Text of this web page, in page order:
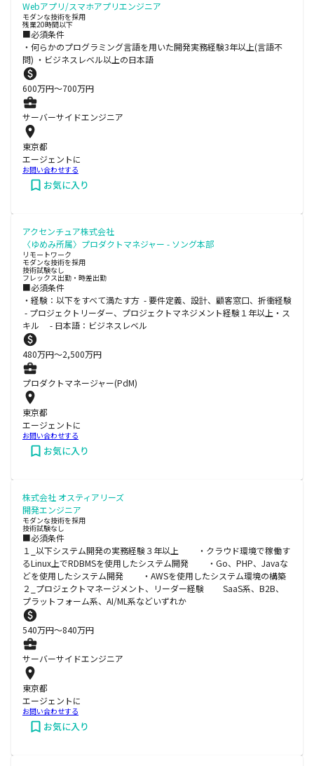
Webアプリ/スマホアプリエンジニア
モダンな技術を採用
残業20時間以下
■必須条件
・何らかのプログラミング言語を用いた開発実務経験3年以上(言語不
問) ・ビジネスレベル以上の日本語
600万円〜700万円
サーバーサイドエンジニア
東京都
エージェントに
お問い合わせする
お気に入り
アクセンチュア株式会社
〈ゆめみ所属〉プロダクトマネジャー - ソング本部
リモートワーク
モダンな技術を採用
技術試験なし
フレックス出勤・時差出勤
■必須条件
・経験：以下をすべて満たす方 - 要件定義、設計、顧客窓口、折衝経験
- プロジェクトリーダー、プロジェクトマネジメント経験１年以上・ス
キル - 日本語：ビジネスレベル
480万円〜2,500万円
プロダクトマネージャー(PdM)
東京都
エージェントに
お問い合わせする
お気に入り
株式会社 オスティアリーズ
開発エンジニア
モダンな技術を採用
技術試験なし
■必須条件
１_以下システム開発の実務経験３年以上 ・クラウド環境で稼働す
るLinux上でRDBMSを使用したシステム開発 ・Go、PHP、Javaな
どを使用したシステム開発 ・AWSを使用したシステム環境の構築
２_プロジェクトマネージメント、リーダー経験 SaaS系、B2B、
プラットフォーム系、AI/ML系などいずれか
540万円〜840万円
サーバーサイドエンジニア
東京都
エージェントに
お問い合わせする
お気に入り